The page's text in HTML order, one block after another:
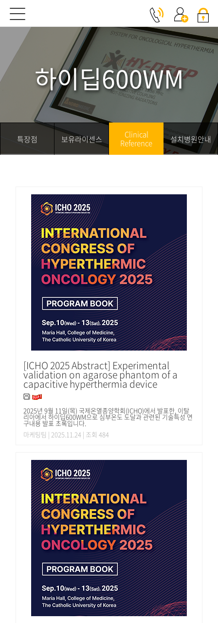
Clinical Reference
하이딥600WM
특장점 보유라이센스
Clinical
Reference
설치병원안내
[ICHO 2025 Abstract] Experimental
validation on agarose phantom of a
capacitive hyperthermia device
2025년 9월 11일(목) 국제온열종양학회(ICHO)에서 발표한, 이탈
리아에서 하이딥600WM으로 심부온도 도달과 관련된 기술특성 연
구내용 발표 초록입니다.
마케팅팀 | 2025.11.24 | 조회 484